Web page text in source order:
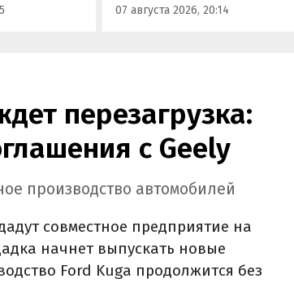
одном из
отдать минимум 1 500 000
07 августа 2026, 20:14
перезагрузка:
с Geely
производство автомобилей
совместное предприятие на
начнет выпускать новые
Ford Kuga продолжится без